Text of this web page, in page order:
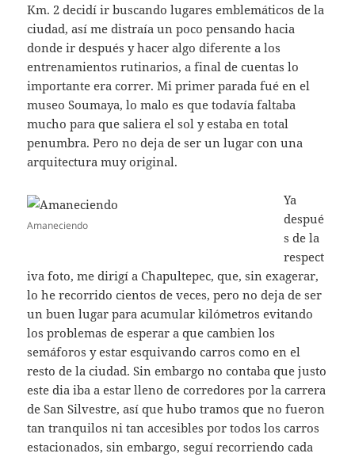
Km. 2 decidí ir buscando lugares emblemáticos de la
ciudad, así me distraía un poco pensando hacia
donde ir después y hacer algo diferente a los
entrenamientos rutinarios, a final de cuentas lo
importante era correr. Mi primer parada fué en el
museo Soumaya, lo malo es que todavía faltaba
mucho para que saliera el sol y estaba en total
penumbra. Pero no deja de ser un lugar con una
arquitectura muy original.
Amaneciendo
Ya
despué
s de la
respect
iva foto, me dirigí a Chapultepec, que, sin exagerar,
lo he recorrido cientos de veces, pero no deja de ser
un buen lugar para acumular kilómetros evitando
los problemas de esperar a que cambien los
semáforos y estar esquivando carros como en el
resto de la ciudad. Sin embargo no contaba que justo
este dia iba a estar lleno de corredores por la carrera
de San Silvestre, así que hubo tramos que no fueron
tan tranquilos ni tan accesibles por todos los carros
estacionados, sin embargo, seguí recorriendo cada